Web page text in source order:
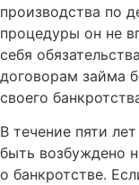
производства по
процедуры он не
себя
договорам займа
своего
В течение пяти
быть возбуждено
о банкротстве.